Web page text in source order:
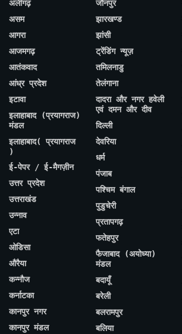
अलीगढ़
असम
आगरा
आजमगढ़
आतंकवाद
आंध्र प्रदेश
इटावा
इलाहाबाद (प्रयागराज)
मंडल
इलाहाबाद( प्रयागराज
)
ई-पेपर / ई-मैगज़ीन
उत्तर प्रदेश
उत्तराखंड
उन्नाव
एटा
ओडिसा
औरैया
कन्नौज
कर्नाटका
कानपुर नगर
कानपुर मंडल
जौनपुर
झारखण्ड
झांसी
ट्रेंडिंग न्यूज़
तमिलनाडु
तेलंगाना
दादरा और नगर हवेली
एवं दमन और दीव
दिल्ली
देवरिया
धर्म
पंजाब
पश्चिम बंगाल
पुडुचेरी
प्रतापगढ़
फतेहपुर
फैजाबाद (अयोध्या)
मंडल
बदायूँ
बरेली
बलरामपुर
बलिया